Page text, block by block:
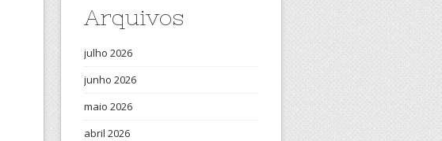
Arquivos
julho 2026
junho 2026
maio 2026
abril 2026